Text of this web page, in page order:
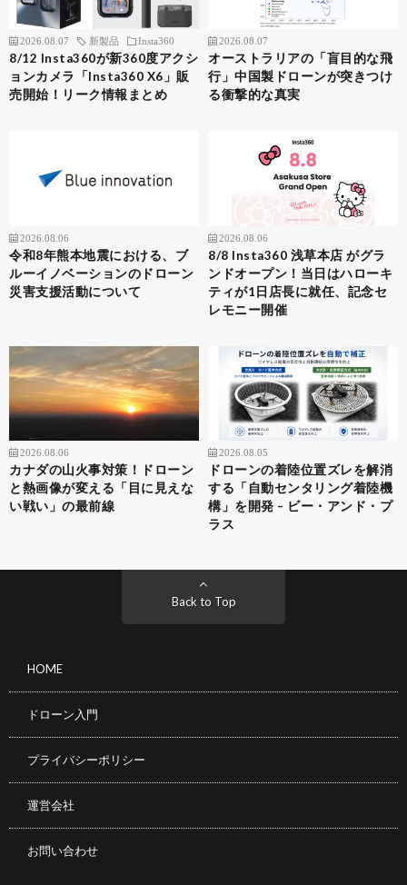
2026.08.07 新製品 Insta360
8/12 Insta360が新360度アクシ
ョンカメラ「Insta360 X6」販
売開始！リーク情報まとめ
2026.08.07
オーストラリアの「盲目的な飛
行」中国製ドローンが突きつけ
る衝撃的な真実
2026.08.06
令和8年熊本地震における、ブ
ルーイノベーションのドローン
災害支援活動について
2026.08.06
8/8 Insta360 浅草本店 がグラ
ンドオープン！当日はハローキ
ティが1日店長に就任、記念セ
レモニー開催
2026.08.06
カナダの山火事対策！ドローン
と熱画像が変える「目に見えな
い戦い」の最前線
2026.08.05
ドローンの着陸位置ズレを解消
する「自動センタリング着陸機
構」を開発 – ビー・アンド・プ
ラス
Back to Top
HOME
ドローン入門
プライバシーポリシー
運営会社
お問い合わせ